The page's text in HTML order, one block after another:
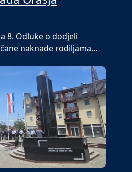
8. Odluke o dodjeli
naknade rodiljama…